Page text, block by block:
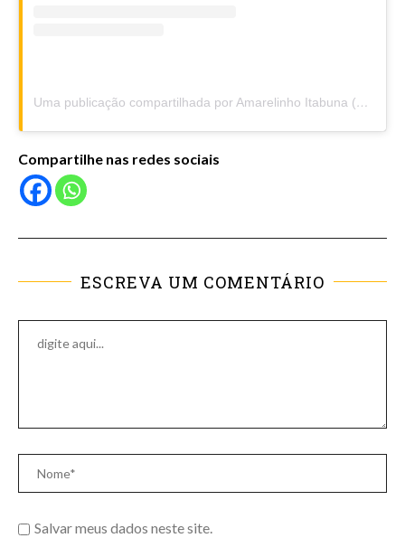
Uma publicação compartilhada por Amarelinho Itabuna (@amarelinhoitabuna)
Compartilhe nas redes sociais
ESCREVA UM COMENTÁRIO
Salvar meus dados neste site.